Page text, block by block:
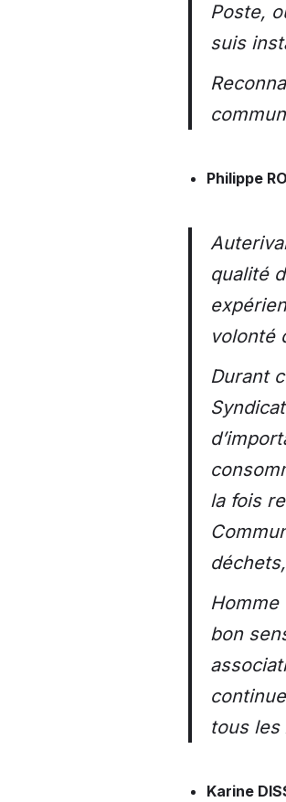
Poste,
suis
Philippe
qualité
volonté
Durant
la fois
Homme
bon
tous les
Karine